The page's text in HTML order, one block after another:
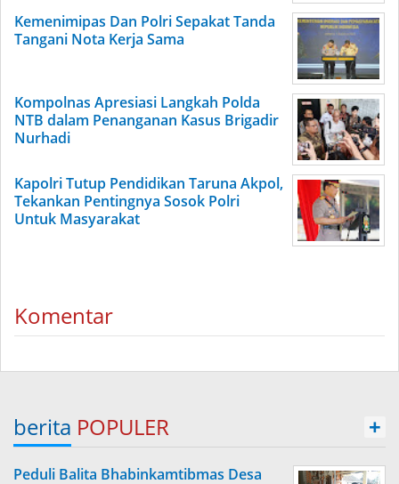
Kemenimipas Dan Polri Sepakat Tanda
Tangani Nota Kerja Sama
Kompolnas Apresiasi Langkah Polda
NTB dalam Penanganan Kasus Brigadir
Nurhadi
Kapolri Tutup Pendidikan Taruna Akpol,
Tekankan Pentingnya Sosok Polri
Untuk Masyarakat
Komentar
berita POPULER +
Peduli Balita Bhabinkamtibmas Desa